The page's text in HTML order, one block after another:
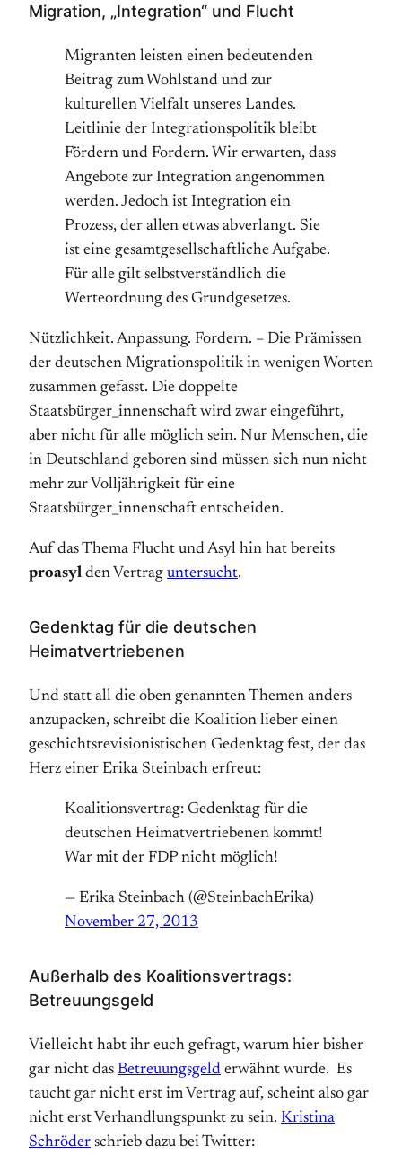
Migration, „Integration“ und Flucht
Migranten leisten einen bedeutenden
Beitrag zum Wohlstand und zur
kulturellen Vielfalt unseres Landes.
Leitlinie der Integrationspolitik bleibt
Fördern und Fordern. Wir erwarten, dass
Angebote zur Integration angenommen
werden. Jedoch ist Integration ein
Prozess, der allen etwas abverlangt. Sie
ist eine gesamtgesellschaftliche Aufgabe.
Für alle gilt selbstverständlich die
Werteordnung des Grundgesetzes.
Nützlichkeit. Anpassung. Fordern. – Die Prämissen
der deutschen Migrationspolitik in wenigen Worten
zusammen gefasst. Die doppelte
Staatsbürger_innenschaft wird zwar eingeführt,
aber nicht für alle möglich sein. Nur Menschen, die
in Deutschland geboren sind müssen sich nun nicht
mehr zur Volljährigkeit für eine
Staatsbürger_innenschaft entscheiden.
Auf das Thema Flucht und Asyl hin hat bereits
proasyl den Vertrag untersucht.
Gedenktag für die deutschen
Heimatvertriebenen
Und statt all die oben genannten Themen anders
anzupacken, schreibt die Koalition lieber einen
geschichtsrevisionistischen Gedenktag fest, der das
Herz einer Erika Steinbach erfreut:
Koalitionsvertrag: Gedenktag für die
deutschen Heimatvertriebenen kommt!
War mit der FDP nicht möglich!
— Erika Steinbach (@SteinbachErika)
November 27, 2013
Außerhalb des Koalitionsvertrags:
Betreuungsgeld
Vielleicht habt ihr euch gefragt, warum hier bisher
gar nicht das Betreuungsgeld erwähnt wurde. Es
taucht gar nicht erst im Vertrag auf, scheint also gar
nicht erst Verhandlungspunkt zu sein. Kristina
Schröder schrieb dazu bei Twitter: